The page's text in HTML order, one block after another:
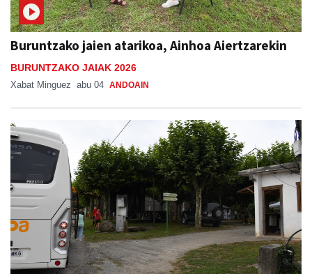
Buruntzako jaien atarikoa, Ainhoa Aiertzarekin
BURUNTZAKO JAIAK 2026
Xabat Minguez abu 04 ANDOAIN